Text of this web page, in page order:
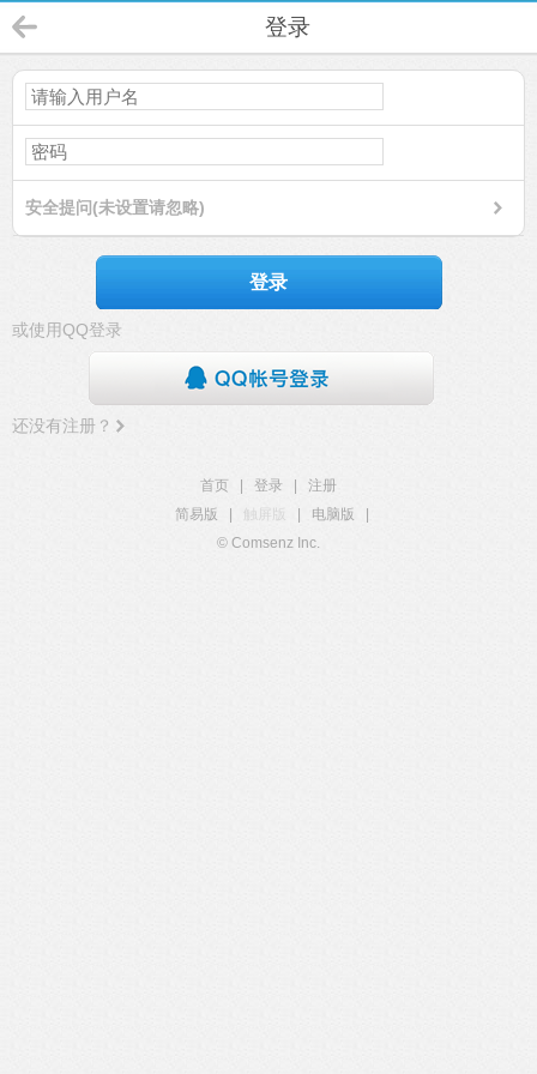
登录
安全提问(未设置请忽略)
登录
或使用QQ登录
还没有注册？
首页 登录
注册
简易版
触屏版 电脑版
© Comsenz Inc.